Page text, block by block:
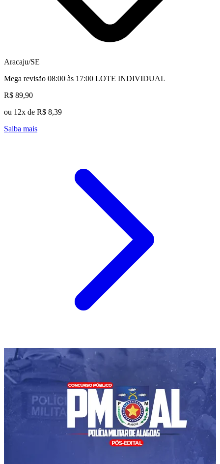
Aracaju/SE
Mega revisão 08:00 às 17:00 LOTE INDIVIDUAL
R$ 89,90
ou 12x de R$ 8,39
Saiba mais